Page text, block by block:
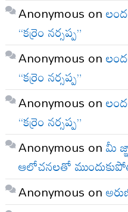
Anonymous on
“కర్రెం నర్సప్ప”
Anonymous on
“కర్రెం నర్సప్ప”
Anonymous on
“కర్రెం నర్సప్ప”
Anonymous onమీ
ఆలోచనలతో
Anonymous on